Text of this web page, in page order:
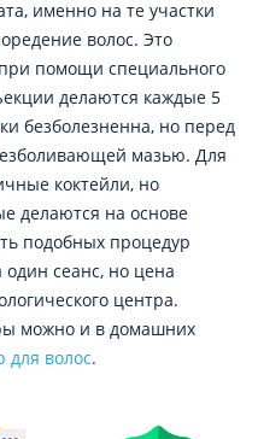
именно на те участки
волос. Это
помощи специального
делаются каждые 5
безболезненна, но перед
мазью. Для
коктейли, но
делаются на основе
подобных процедур
один сеанс, но цена
центра.
можно и в домашних
для волос.